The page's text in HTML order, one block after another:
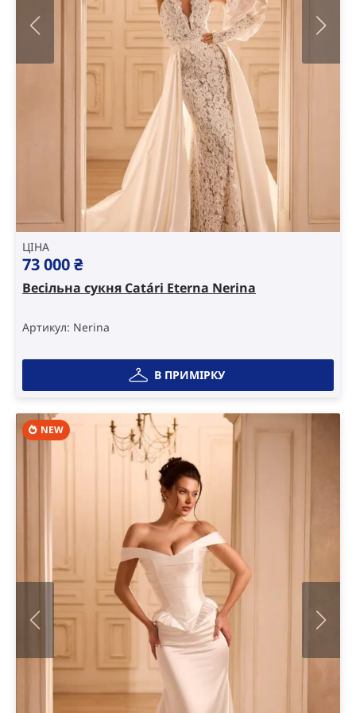
ЦІНА
73 000₴
Весільна сукня Catári Eterna Nerina
Артикул: Nerina
В ПРИМІРКУ
NEW